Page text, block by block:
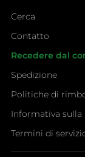
Cerca
Contatto
Recedere dal
Spedizione
Politiche di
Informativa sulla
Termini di